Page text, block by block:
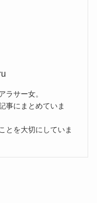
ラサー女。
事にまとめていま
とを大切にしていま